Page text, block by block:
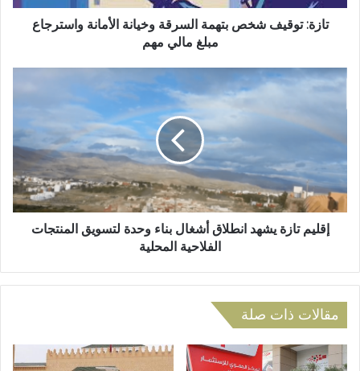
ري
ص
ت
ة
ا
ل
س
و
ا
ن
ة
تازة: توقيف شخص بتهمة السرقة وخيانة الأمانة واسترجاع
مبلغ مالي مهم
إ
ل
م
ت
ا
ز
ة
ط
ل
ا
إقليم تازة يشهد انطلاق أشغال بناء وحدة لتسويق المنتجات
الفلاحية المحلية
مقالات ذات صلة